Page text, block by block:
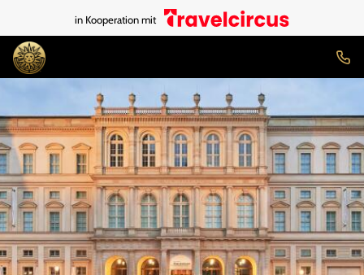
in Kooperation mit